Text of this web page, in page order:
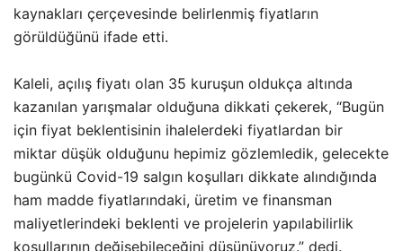
kaynakları çerçevesinde belirlenmiş fiyatların
görüldüğünü ifade etti.
Kaleli, açılış fiyatı olan 35 kuruşun oldukça altında
kazanılan yarışmalar olduğuna dikkati çekerek, “Bugün
için fiyat beklentisinin ihalelerdeki fiyatlardan bir
miktar düşük olduğunu hepimiz gözlemledik, gelecekte
bugünkü Covid-19 salgın koşulları dikkate alındığında
ham madde fiyatlarındaki, üretim ve finansman
maliyetlerindeki beklenti ve projelerin yapılabilirlik
koşullarının değişebileceğini düşünüyoruz.” dedi.